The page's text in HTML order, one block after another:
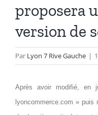
proposera
version de
Par Lyon 7 Rive Gauche |
Après avoir modifié, en
lyoncommerce.com » puis